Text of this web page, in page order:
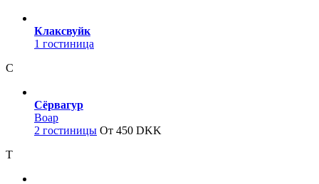
Клаксвуйк
1 гостиница
С
Сёрвагур
Воар
2 гостиницы От 450 DKK
Т